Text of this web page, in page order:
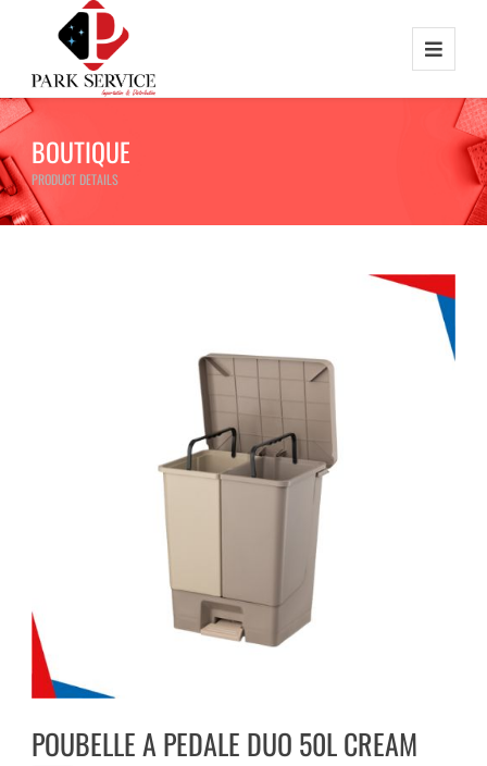
BOUTIQUE
PRODUCT DETAILS
POUBELLE A PEDALE DUO 50L CREAM